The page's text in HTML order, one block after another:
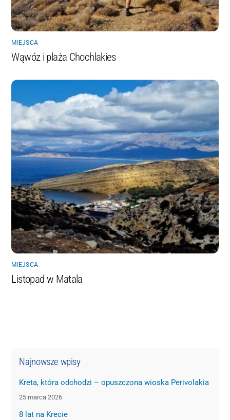
MIEJSCA
Wąwóz i plaża Chochlakies
MIEJSCA
Listopad w Matala
Najnowsze wpisy
Kreta, która odchodzi – opuszczona wioska Perivolakia
25 marca 2026
8 lat na Krecie